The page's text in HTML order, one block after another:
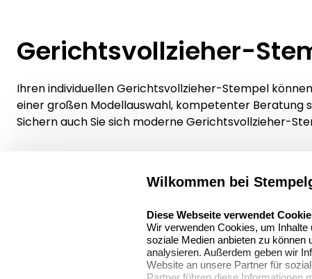
Gerichtsvollzieher-
Ihren individuellen Gerichtsvollzieher-Stempel
einer großen Modellauswahl, kompetenter Beratung
Sichern auch Sie sich moderne Gerichtsvollzieher-
Stempelgestalten.de
Über uns
Sitemap
Alle
Wilkommen bei
Diese Webseite verwendet
Wir verwenden Cookies, um
soziale Medien anbieten zu können
analysieren. Außerdem geben wir
Website an unsere Partner für